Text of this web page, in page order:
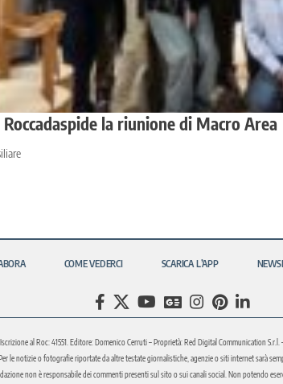
la riunione di Macro Area
COME VEDERCI SCARICA L’APP
al Roc: 41551. Editore: Domenico Cerruti – Proprietà: Red Digital Communication
le notizie o fotografie riportate da altre testate giornalistiche, agenzie o siti internet sarà
non è responsabile dei commenti presenti sul sito o sui canali social. Non potendo